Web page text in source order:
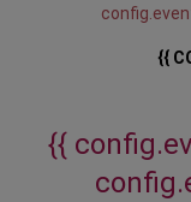
{{
{{